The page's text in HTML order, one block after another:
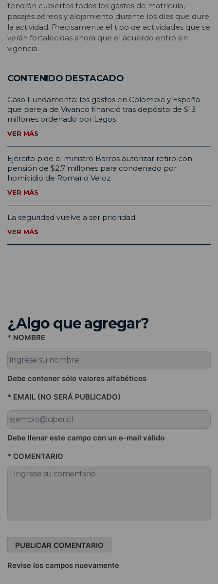
tendrán cubiertos todos los gastos de matrícula,
pasajes aéreos y alojamiento durante los días que dure
la actividad. Precisamente el tipo de actividades que se
verán fortalecidas ahora que el acuerdo entró en
vigencia.
CONTENIDO DESTACADO
Caso Fundamenta: los gastos en Colombia y España
que pareja de Vivanco financió tras depósito de $13
millones ordenado por Lagos
VER MÁS
Ejército pide al ministro Barros autorizar retiro con
pensión de $2,7 millones para condenado por
homicidio de Romario Veloz
VER MÁS
La seguridad vuelve a ser prioridad
VER MÁS
¿Algo que agregar?
* NOMBRE
Debe contener sólo valores alfabéticos
* EMAIL (NO SERÁ PUBLICADO)
Debe llenar este campo con un e-mail válido
* COMENTARIO
Revise los campos nuevamente